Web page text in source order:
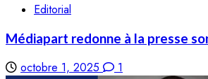
Editorial
Médiapart redonne à la presse
octobre 1, 2025 1